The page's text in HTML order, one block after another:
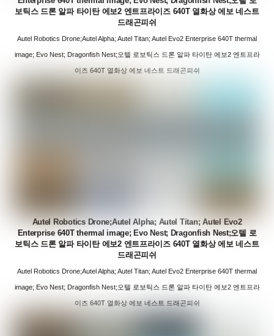
보틱스 드론 알파 타이탄 에보2 엔트프라이즈 640T 열화상 에보 네스트
드래곤피쉬
Autel Robotics Drone;Autel Alpha; Autel Titan; Autel Evo2 Enterprise 640T thermal
image; Evo Nest; Dragonfish Nest;오텔 로보틱스 드론 알파 타이탄 에보2 엔트프라
이즈 640T 열화상 에보 네스트 드래곤피쉬
Autel Robotics Drone;Autel Alpha; Autel Titan; Autel Evo2
Enterprise 640T thermal image; Evo Nest; Dragonfish Nest;오텔 로
보틱스 드론 알파 타이탄 에보2 엔트프라이즈 640T 열화상 에보 네스트
드래곤피쉬
Autel Robotics Drone;Autel Alpha; Autel Titan; Autel Evo2 Enterprise 640T thermal
image; Evo Nest; Dragonfish Nest;오텔 로보틱스 드론 알파 타이탄 에보2 엔트프라
이즈 640T 열화상 에보 네스트 드래곤피쉬